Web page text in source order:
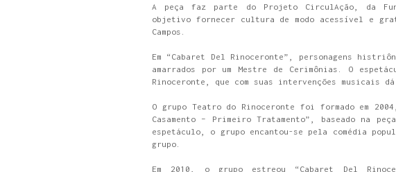
A peça faz parte do Projeto CirculAção, da
objetivo fornecer cultura de modo acessível e
Campos.
Em “Cabaret Del Rinoceronte”, personagens
amarrados por um Mestre de Cerimônias. O
Rinoceronte, que com suas intervenções musicais
O grupo Teatro do Rinoceronte foi formado em
Casamento – Primeiro Tratamento”, baseado na
espetáculo, o grupo encantou-se pela comédia
grupo.
Em 2010, o grupo estreou “Cabaret Del